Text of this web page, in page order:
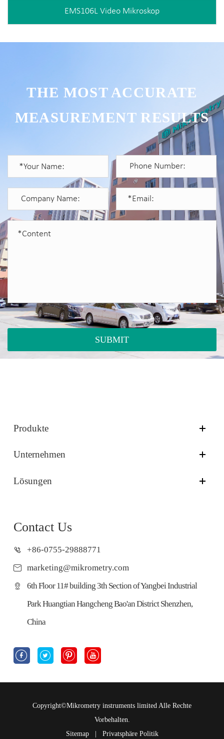
EMS106L Video Mikroskop
THE MOST ACCURATE
MEASUREMENT RESULTS
SUBMIT
Produkte
Unternehmen
Lösungen
Contact Us
+86-0755-29888771
marketing@mikrometry.com
6th Floor 11# building 3th Section of Yangbei Industrial
Park Huangtian Hangcheng Bao'an District Shenzhen,
China
   
Copyright©Mikrometry instruments limited Alle Rechte
Vorbehalten.
Sitemap| Privatsphäre Politik